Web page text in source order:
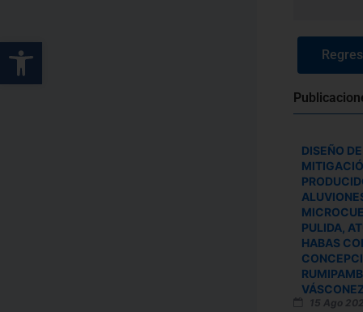
Abrir barra de herramientas
DISEÑO
PULIDA,
HABAS
15 Ago